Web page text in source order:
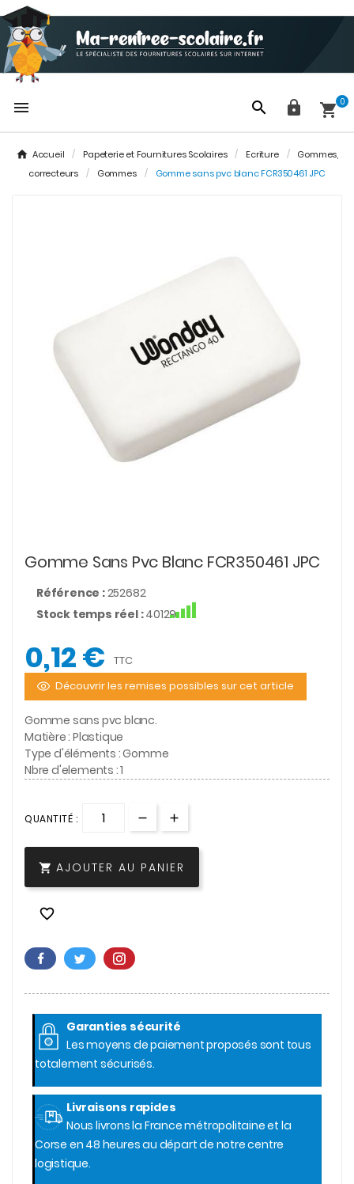
    0
Accueil Papeterie et Fournitures Scolaires Ecriture
Gommes,
correcteurs
Gommes Gomme sans pvc blanc FCR350461 JPC
Gomme Sans Pvc Blanc FCR350461 JPC
Référence :252682
Stock temps réel :40129
0,12 €
TTC
Découvrir les remises possibles sur cet article
Gomme sans pvc blanc.
Matière : Plastique
Type d'éléments : Gomme
Nbre d'elements : 1
QUANTITÉ :
 AJOUTER AU PANIER

Garanties sécurité
Les moyens de paiement proposés sont tous
totalement sécurisés.
Livraisons rapides
Nous livrons la France métropolitaine et la
Corse en 48 heures au départ de notre centre
logistique.